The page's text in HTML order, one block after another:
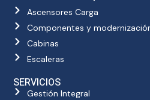
Ascensores Carga
Componentes y
Cabinas
Escaleras
SERVICIOS
Gestión Integral